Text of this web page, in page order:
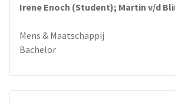
Irene Enoch (Student); Martin v/d
Mens & Maatschappij
Bachelor